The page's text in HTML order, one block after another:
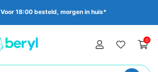
Voor 18:00 besteld, morgen in huis*
0